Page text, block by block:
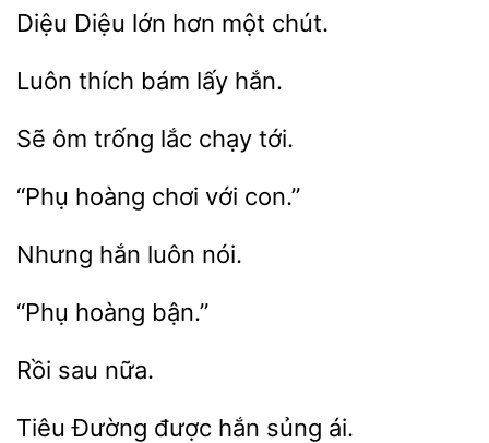
Diệu lớn một
lấy hắn.
trống lắc chạy
hoàng với
nói.
Tiêu sủng ái.